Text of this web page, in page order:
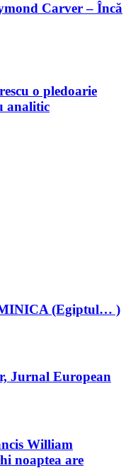
Carver – Încă
o pledoarie
analitic
(Egiptul… )
Jurnal European
William
noaptea are